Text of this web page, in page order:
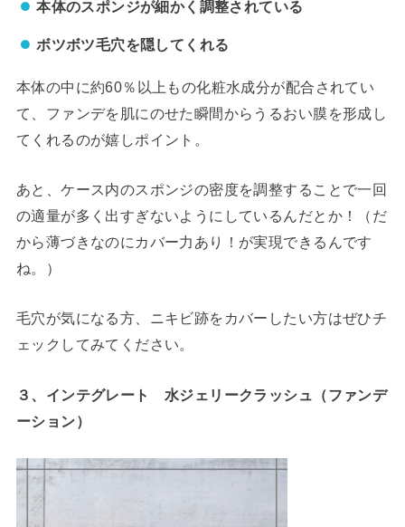
本体のスポンジが細かく調整されている
ボツボツ毛穴を隠してくれる
本体の中に約60％以上もの化粧水成分が配合されてい
て、ファンデを肌にのせた瞬間からうるおい膜を形成し
てくれるのが嬉しポイント。
あと、ケース内のスポンジの密度を調整することで一回
の適量が多く出すぎないようにしているんだとか！
（だ
から薄づきなのにカバー力あり！が実現できるんです
ね。）
毛穴が気になる方、ニキビ跡をカバーしたい方はぜひチ
ェックしてみてください。
３、インテグレート 水ジェリークラッシュ （ファンデ
ーション）